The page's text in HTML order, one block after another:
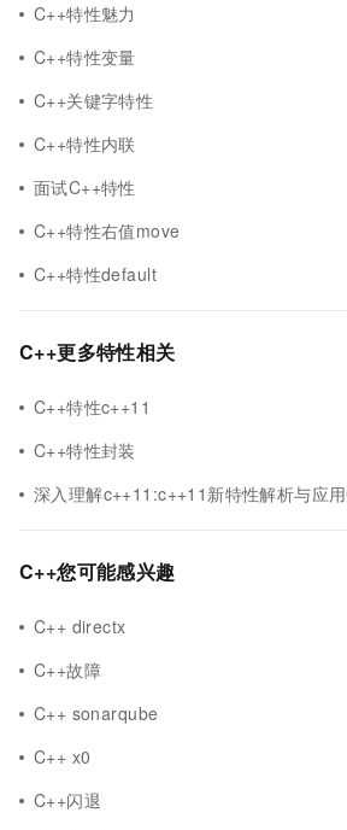
C++特性魅力
C++特性变量
C++关键字特性
C++特性内联
面试C++特性
C++特性右值move
C++特性default
C++更多特性相关
C++特性c++11
C++特性封装
深入理解c++11:c++11新特性解析与应
C++您可能感兴趣
C++ directx
C++故障
C++ sonarqube
C++ x0
C++闪退